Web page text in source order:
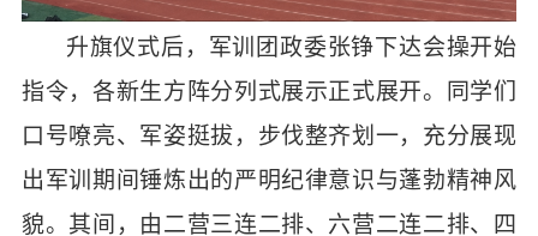
升旗仪式后，军训团政委张铮下达会操开始
指令，各新生方阵分列式展示正式展开。同学们
口号嘹亮、军姿挺拔，步伐整齐划一，充分展现
出军训期间锤炼出的严明纪律意识与蓬勃精神风
貌。其间，由二营三连二排、六营二连二排、四